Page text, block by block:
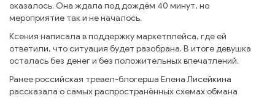
оказалось. Она ждала под дождём 40 минут, но
мероприятие так и не началось.
Ксения написала в поддержку маркетплейса, где ей
ответили, что ситуация будет разобрана. В итоге девушка
осталась без денег и без положительных впечатлений.
Ранее российская тревел-блогерша Елена Лисейкина
рассказала о самых распространённых схемах обмана